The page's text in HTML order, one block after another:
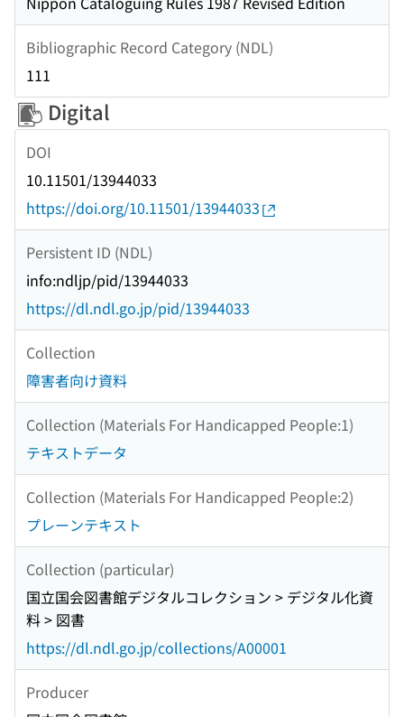
Bibliographic Record Category (NDL)
111
Digital
DOI
10.11501/13944033
https://doi.org/10.11501/13944033
Persistent ID (NDL)
info:ndljp/pid/13944033
https://dl.ndl.go.jp/pid/13944033
Collection
障害者向け資料
Collection (Materials For Handicapped People:1)
テキストデータ
Collection (Materials For Handicapped People:2)
プレーンテキスト
Collection (particular)
国立国会図書館デジタルコレクション > デジタル化資
料 > 図書
https://dl.ndl.go.jp/collections/A00001
Producer